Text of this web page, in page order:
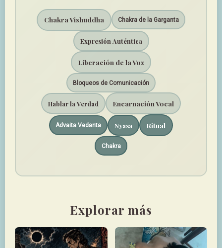
Chakra Vishuddha Chakra de la Garganta
Expresión Auténtica
Liberación de la Voz
Bloqueos de Comunicación
Hablar la Verdad Encarnación Vocal
Advaita Vedanta Nyasa Ritual
Chakra
Explorar más